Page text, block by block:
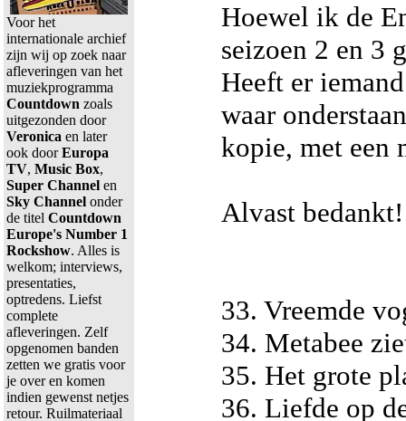
Voor het
internationale archief
zijn wij op zoek naar
afleveringen van het
muziekprogramma
Countdown zoals
uitgezonden door
Veronica en later
ook doorEuropa
TV, Music Box,
Super Channel en
Sky Channel onder
de titel Countdown
Europe's Number 1
Rockshow. Alles is
welkom; interviews,
presentaties,
optredens. Liefst
complete
afleveringen. Zelf
opgenomen banden
zetten we gratis voor
je over en komen
indien gewenst netjes
retour. Ruilmateriaal
Hoewel ik de
seizoen 2 en 3
Heeft er
waar
kopie, met een
Alvast bedankt!
33. Vreemde
34. Metabee
35. Het grote
36. Liefde op